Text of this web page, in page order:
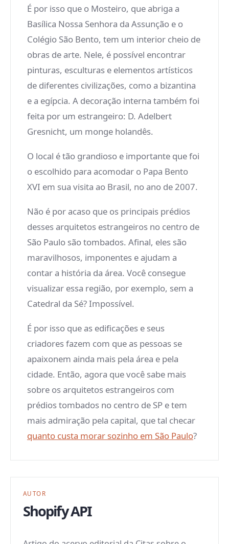
É por isso que o Mosteiro, que abriga a
Basílica Nossa Senhora da Assunção e o
Colégio São Bento, tem um interior cheio de
obras de arte. Nele, é possível encontrar
pinturas, esculturas e elementos artísticos
de diferentes civilizações, como a bizantina
e a egípcia. A decoração interna também foi
feita por um estrangeiro: D. Adelbert
Gresnicht, um monge holandês.
O local é tão grandioso e importante que foi
o escolhido para acomodar o Papa Bento
XVI em sua visita ao Brasil, no ano de 2007.
Não é por acaso que os principais prédios
desses arquitetos estrangeiros no centro de
São Paulo são tombados. Afinal, eles são
maravilhosos, imponentes e ajudam a
contar a história da área. Você consegue
visualizar essa região, por exemplo, sem a
Catedral da Sé? Impossível.
É por isso que as edificações e seus
criadores fazem com que as pessoas se
apaixonem ainda mais pela área e pela
cidade. Então, agora que você sabe mais
sobre os arquitetos estrangeiros com
prédios tombados no centro de SP e tem
mais admiração pela capital, que tal checar
quanto custa morar sozinho em São Paulo?
AUTOR
Shopify API